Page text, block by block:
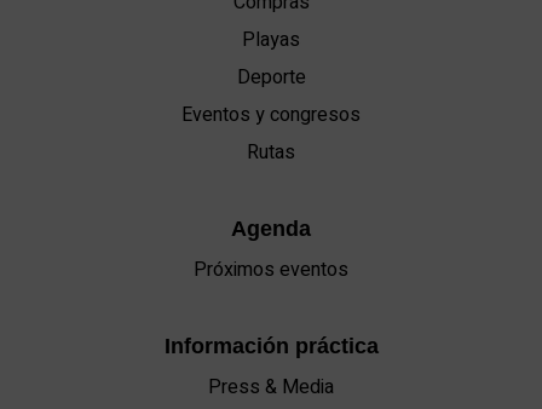
Playas
Deporte
Eventos y congresos
Rutas
Agenda
Próximos eventos
Información práctica
Press & Media